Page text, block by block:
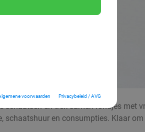
voorwaarden Privacybeleid / AVG
en trek samen rondjes met
schaatshuur en consumpties. Klaar